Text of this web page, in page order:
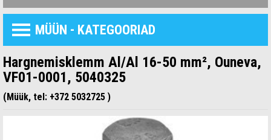
MÜÜN - KATEGOORIAD
Hargnemisklemm Al/Al 16-50 mm², Ouneva,
VF01-0001, 5040325
(Müük, tel: +372 5032725 )